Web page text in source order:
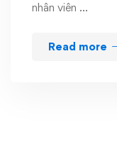
nhân viên …
Read more